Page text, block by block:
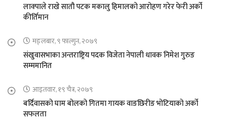
लाक्पाले राखे सातौ पटक मकालु हिमालको आरोहण गरेर फेरी अर्को
कीर्तिमान
मङ्लबार, ९ फाल्गुन, २०७९
संखुवासभाका अन्तराष्ट्रिय पदक विजेता नेपाली धावक निमेश गुरुङ
सम्ममानित
आइतवार, १९ चैत्र, २०७९
बर्दिवासको घाम बोलको गितमा गायक वाङछिरीङ भोटियाको अर्को
सफलता